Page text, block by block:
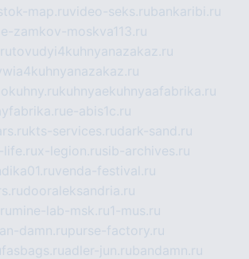
map.ruvideo-seks.rubankaribi.ru
zamkov-moskva113.ru
tovudyi4kuhnyanazakaz.ru
kuhnyaekuhnyaafabrika.ru
e-abis1c.ru
kts-services.rudark-sand.ru
life.rux-legion.rusib-archives.ru
venda-festival.ru
dooraleksandria.ru
mine-lab-msk.ru1-mus.ru
damn.rupurse-factory.ru
fasbags.ruadler-jun.rubandamn.ru